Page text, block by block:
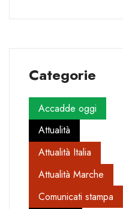
Categorie
Accadde oggi
Attualità
Attualità Italia
Attualità Marche
Comunicati stampa